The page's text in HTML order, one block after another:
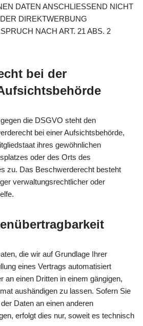
DATEN ANSCHLIESSEND NICHT
DIREKTWERBUNG
NACH ART. 21 ABS. 2
bei der
die DSGVO steht den
bei einer Aufsichtsbehörde,
ihres gewöhnlichen
oder des Orts des
zu. Das Beschwerderecht besteht
verwaltungsrechtlicher oder
die wir auf Grundlage Ihrer
eines Vertrags automatisiert
an einen Dritten in einem gängigen,
aushändigen zu lassen. Sofern Sie
Daten an einen anderen
erfolgt dies nur, soweit es technisch